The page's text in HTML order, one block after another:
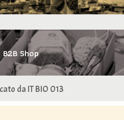
Shop
da IT BIO 013